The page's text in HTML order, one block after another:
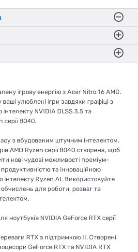
ігрову енергію з Acer Nitro 16 AMD.
улюблені ігри завдяки графіці з
NVIDIA DLSS 3.5 та
серії 8040.
з вбудованим штучним інтелектом.
AMD Ryzen серії 8040 створена, щоб
нові чудові можливості преміум-
та інноваційною
інтелекту Ryzen AI. Використовуйте
для роботи, розваг та
ноутбуків NVIDIA GeForce RTX серії
RTX з підтримкою ІІ. Створені
GeForce RTX та NVIDIA RTX